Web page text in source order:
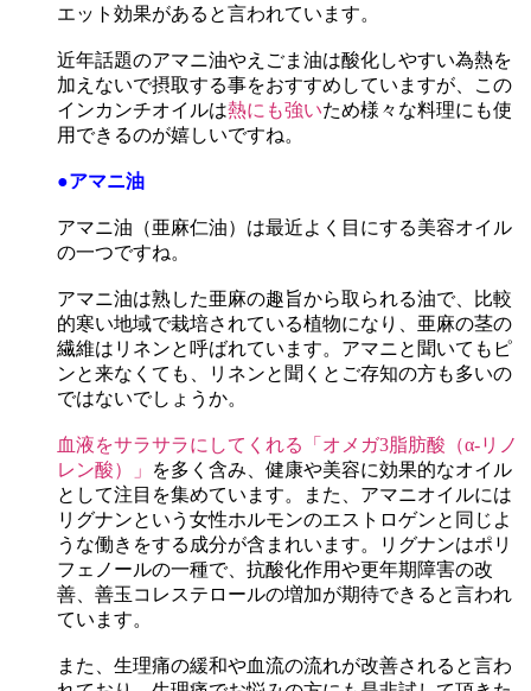
エット効果があると言われています。
近年話題のアマニ油やえごま油は酸化しやすい為熱を
加えないで摂取する事をおすすめしていますが、この
インカンチオイルは熱にも強いため様々な料理にも使
用できるのが嬉しいですね。
●アマニ油
アマニ油（亜麻仁油）は最近よく目にする美容オイル
の一つですね。
アマニ油は熟した亜麻の趣旨から取られる油で、比較
的寒い地域で栽培されている植物になり、亜麻の茎の
繊維はリネンと呼ばれています。アマニと聞いてもピ
ンと来なくても、リネンと聞くとご存知の方も多いの
ではないでしょうか。
血液をサラサラにしてくれる「オメガ3脂肪酸（α-リノ
レン酸）」
を多く含み、健康や美容に効果的なオイル
として注目を集めています。また、アマニオイルには
リグナンという女性ホルモンのエストロゲンと同じよ
うな働きをする成分が含まれいます。リグナンはポリ
フェノールの一種で、抗酸化作用や更年期障害の改
善、善玉コレステロールの増加が期待できると言われ
ています。
また、生理痛の緩和や血流の流れが改善されると言わ